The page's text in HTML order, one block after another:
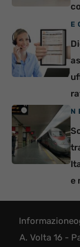
e
A. Volta 16 -